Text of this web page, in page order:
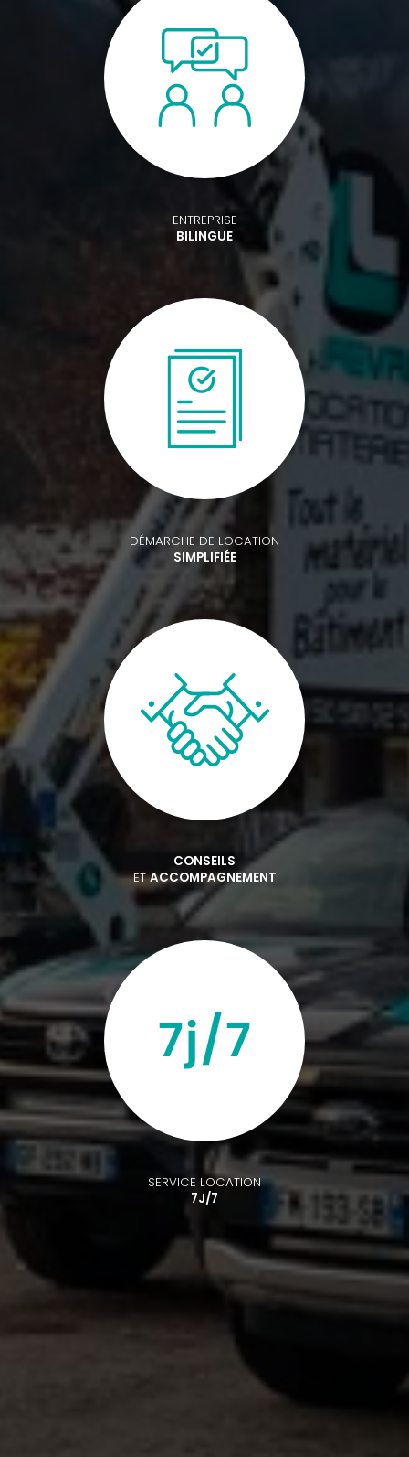
ENTREPRISE
BILINGUE
DÉMARCHE DE LOCATION
SIMPLIFIÉE
CONSEILS
ETACCOMPAGNEMENT
SERVICE LOCATION
7J/7